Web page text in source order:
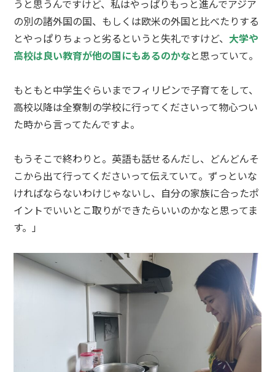
うと思うんですけど、私はやっぱりもっと進んでアジア
の別の諸外国の国、もしくは欧米の外国と比べたりする
とやっぱりちょっと劣るというと失礼ですけど、 大学や
高校は良い教育が他の国にもあるのかなと思っていて。
もともと中学生ぐらいまでフィリピンで子育てをして、
高校以降は全寮制の学校に行ってくださいって物心つい
た時から言ってたんですよ。
もうそこで終わりと。英語も話せるんだし、どんどんそ
こから出て行ってくださいって伝えていて。ずっといな
ければならないわけじゃないし、自分の家族に合ったポ
イントでいいとこ取りができたらいいのかなと思ってま
す。」